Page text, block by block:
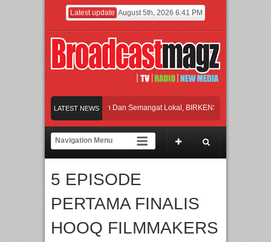
Latest update August 5th, 2026 6:41 PM
LATEST NEWS
Perpaduan Warisan Dan Semangat Lokal, BIRKENSTOCK INDONESIA
UT School, PTBA, dan Kamaju Tingkatkan Kualitas SDM melalui Basic
Eksklusif Pemain Sinetron Biarkan Hati Bicara, Febby Rastanty,
Perpaduan Warisan Dan Semangat Lokal, BIRKENSTOCK INDONESIA
5 EPISODE
PERTAMA FINALIS
HOOQ FILMMAKERS